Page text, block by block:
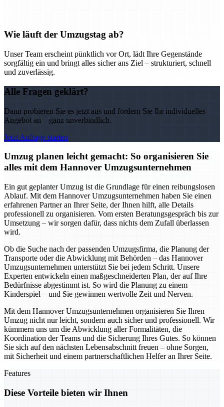
Wie läuft der Umzugstag ab?
Unser Team erscheint pünktlich vor Ort, lädt Ihre Gegenstände
sorgfältig ein und bringt alles sicher ans Ziel – strukturiert, schnell
und zuverlässig.
Alle Fragen geklärt?
Dann probieren Sie es jetzt aus und fordern Sie Ihr individuelles
Angebot an – ganz unverbindlich.
Jetzt Anfrage starten
Umzug planen leicht gemacht: So organisieren Sie
alles mit dem Hannover Umzugsunternehmen
Ein gut geplanter Umzug ist die Grundlage für einen reibungslosen
Ablauf. Mit dem Hannover Umzugsunternehmen haben Sie einen
erfahrenen Partner an Ihrer Seite, der Ihnen hilft, alle Details
professionell zu organisieren. Vom ersten Beratungsgespräch bis zur
Umsetzung – wir sorgen dafür, dass nichts dem Zufall überlassen
wird.
Ob die Suche nach der passenden Umzugsfirma, die Planung der
Transporte oder die Abwicklung mit Behörden – das Hannover
Umzugsunternehmen unterstützt Sie bei jedem Schritt. Unsere
Experten entwickeln einen maßgeschneiderten Plan, der auf Ihre
Bedürfnisse abgestimmt ist. So wird die Planung zu einem
Kinderspiel – und Sie gewinnen wertvolle Zeit und Nerven.
Mit dem Hannover Umzugsunternehmen organisieren Sie Ihren
Umzug nicht nur leicht, sondern auch sicher und professionell. Wir
kümmern uns um die Abwicklung aller Formalitäten, die
Koordination der Teams und die Sicherung Ihres Gutes. So können
Sie sich auf den nächsten Lebensabschnitt freuen – ohne Sorgen,
mit Sicherheit und einem partnerschaftlichen Helfer an Ihrer Seite.
Features
Diese Vorteile bieten wir Ihnen